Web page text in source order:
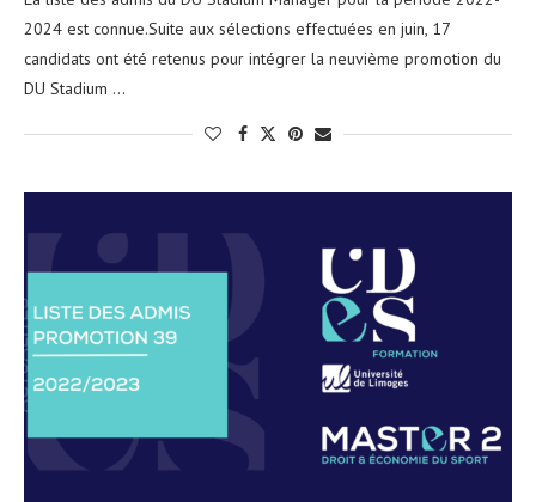
2024 est connue.Suite aux sélections effectuées en juin, 17
candidats ont été retenus pour intégrer la neuvième promotion du
DU Stadium …